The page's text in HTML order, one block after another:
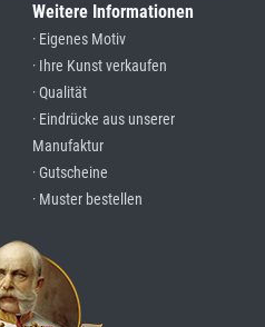
Weitere Informationen
· Eigenes Motiv
· Ihre Kunst verkaufen
· Qualität
· Eindrücke aus unserer
Manufaktur
· Gutscheine
· Muster bestellen